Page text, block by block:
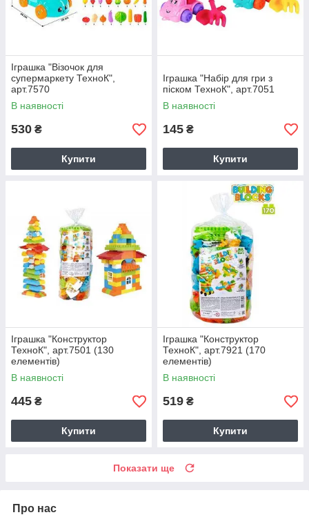
Іграшка "Візочок для
супермаркету ТехноК",
арт.7570
В наявності
530 ₴
Купити
Іграшка "Набір для гри з
піском ТехноК", арт.7051
В наявності
145 ₴
Купити
Іграшка "Конструктор
ТехноК", арт.7501 (130
елементів)
В наявності
445 ₴
Купити
Іграшка "Конструктор
ТехноК", арт.7921 (170
елементів)
В наявності
519 ₴
Купити
Показати ще
Про нас